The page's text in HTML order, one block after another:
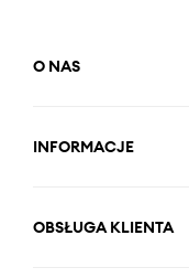
O NAS
INFORMACJE
OBSŁUGA KLIENTA